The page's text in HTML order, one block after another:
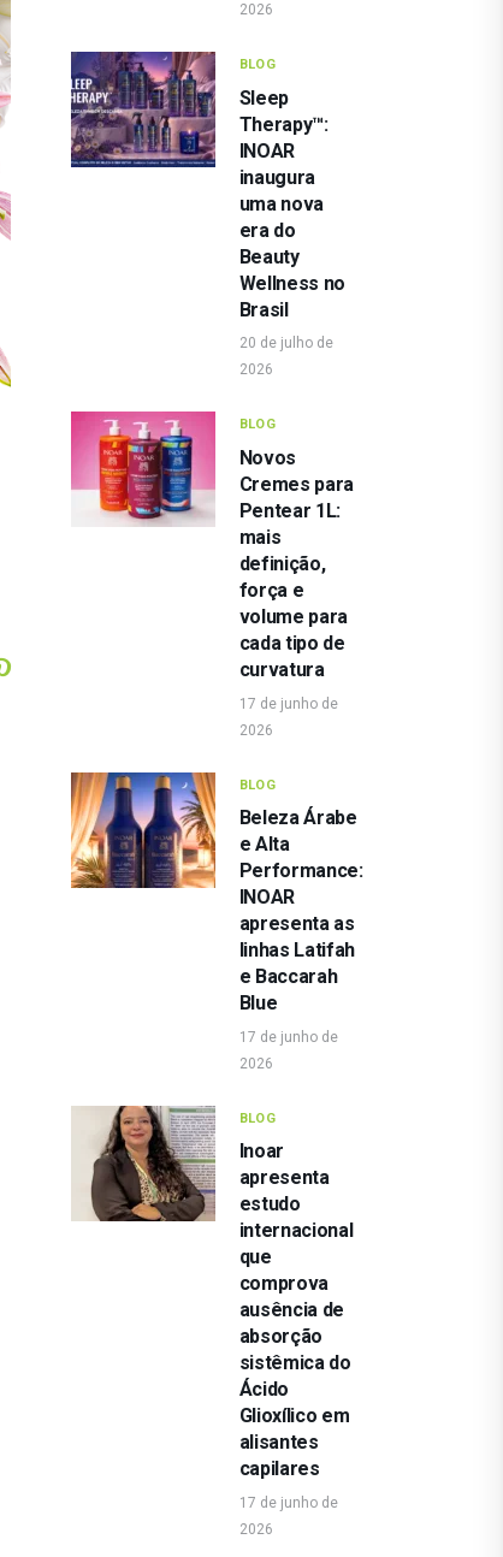
2026
BLOG
Sleep
Therapy™:
INOAR
inaugura
uma nova
era do
Beauty
Wellness no
Brasil
20 de julho de
2026
BLOG
Novos
Cremes para
Pentear 1L:
mais
definição,
força e
volume para
cada tipo de
curvatura
17 de junho de
2026
BLOG
Beleza Árabe
e Alta
Performance:
INOAR
apresenta as
linhas Latifah
e Baccarah
Blue
17 de junho de
2026
BLOG
Inoar
apresenta
estudo
internacional
que
comprova
ausência de
absorção
sistêmica do
Ácido
Glioxílico em
alisantes
capilares
17 de junho de
2026